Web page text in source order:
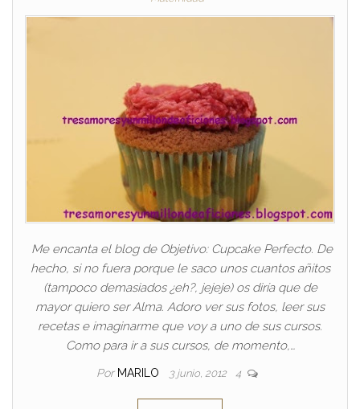
Me encanta el blog de Objetivo: Cupcake Perfecto. De
hecho, si no fuera porque le saco unos cuantos añitos
(tampoco demasiados ¿eh?, jejeje) os diría que de
mayor quiero ser Alma. Adoro ver sus fotos, leer sus
recetas e imaginarme que voy a uno de sus cursos.
Como para ir a sus cursos, de momento,…
Por MARILO 3 junio, 2012 4